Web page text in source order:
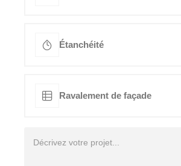
Étanchéité
Ravalement de façade